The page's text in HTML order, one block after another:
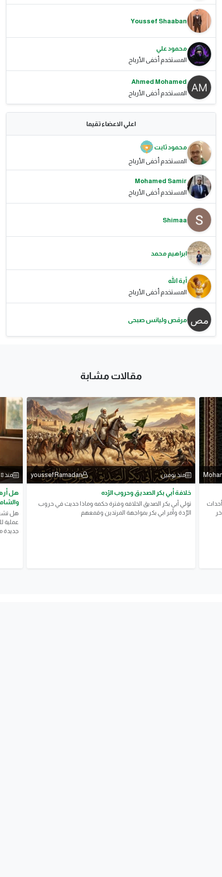
Youssef Shaaban
محمود علي
المستخدم أخفى الأرباح
Ahmed Mohamed
المستخدم أخفى الأرباح
اعلي الاعضاء تقيما
محمود ثابت
المستخدم أخفى الأرباح
Mohamed Samir
المستخدم أخفى الأرباح
Shimaa
ابراهيم محمد
آية الله
المستخدم أخفى الأرباح
مرقص وليانس صبحى
مقالات مشابة
منذ يومين youssef Ramadan
خلافة أبي بكر الصديق وحروب الرّده
تولي أبي بكر الصديق الخلافه وفترة حكمه وماذا حديث في حروب
الرّدة وأمر ابي بكر بمواجهة المرتدين وقمعهم
منذ 8 ساعات
هل
هل
عملية
جديدة